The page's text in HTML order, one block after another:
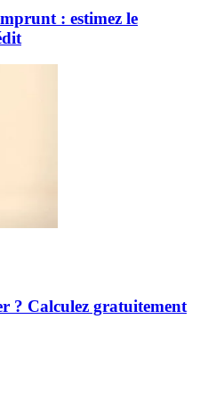
: estimez le
? Calculez gratuitement